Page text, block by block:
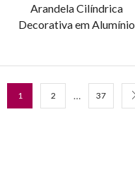
Arandela Cilíndrica
Decorativa em Alumínio
1 2 … 37